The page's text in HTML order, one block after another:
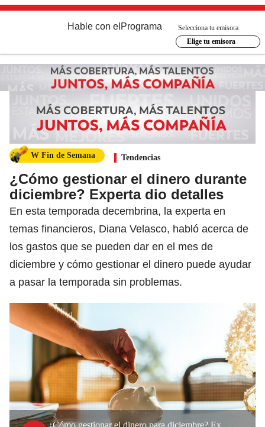
Hable con el Programa
Selecciona tu emisora
Elige tu emisora
W Fin de Semana Tendencias
¿Cómo gestionar el dinero durante
diciembre? Experta dio detalles
En esta temporada decembrina, la experta en
temas financieros, Diana Velasco, habló acerca de
los gastos que se pueden dar en el mes de
diciembre y cómo gestionar el dinero puede ayudar
a pasar la temporada sin problemas.